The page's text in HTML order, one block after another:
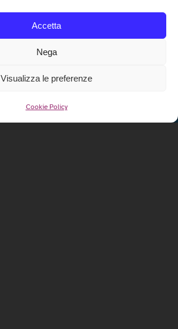
Accetta
Nega
Visualizza le preferenze
Cookie Policy